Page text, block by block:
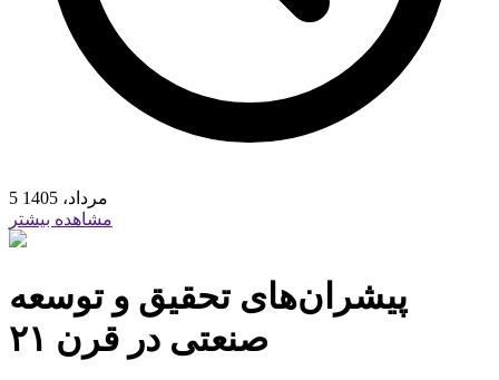
5 مرداد، 1405
مشاهده بیشتر
پیشران‌های تحقیق و توسعه
صنعتی در قرن ۲۱